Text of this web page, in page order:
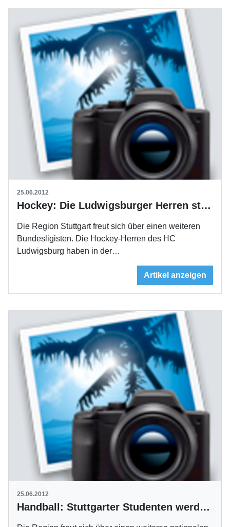
25.06.2012
Hockey: Die Ludwigsburger Herren steigen auf
Die Region Stuttgart freut sich über einen weiteren
Bundesligisten. Die Hockey-Herren des HC
Ludwigsburg haben in der…
Artikel anzeigen
25.06.2012
Handball: Stuttgarter Studenten werden Deutscher Hochschulmeister